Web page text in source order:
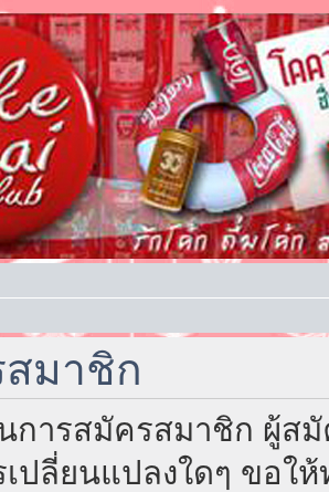
มาชิก
การสมัครสมาชิก ผู้ส
ปลี่ยนแปลงใดๆ ขอใ